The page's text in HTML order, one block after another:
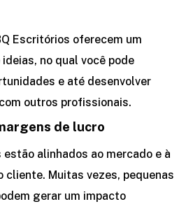
Escritórios oferecem um
no qual você pode
e até desenvolver
outros profissionais.
de lucro
alinhados ao mercado e à
cliente. Muitas vezes, pequenas
gerar um impacto